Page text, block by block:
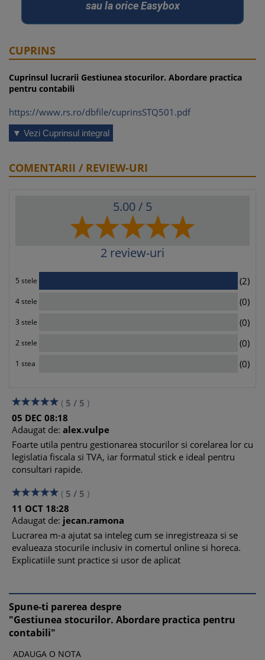
sau la orice Easybox
CUPRINS
Cuprinsul lucrarii Gestiunea stocurilor. Abordare practica
pentru contabili
https://www.rs.ro/dbfile/cuprinsSTQ501.pdf
▼ Vezi Cuprinsul integral
COMENTARII / REVIEW-URI
5.00/ 5
2 review-uri
5 stele (2)
4 stele (0)
3 stele (0)
2 stele (0)
1 stea (0)
( 5 / 5 )
05 DEC 08:18
Adaugat de: alex.vulpe
Foarte utila pentru gestionarea stocurilor si corelarea lor cu
legislatia fiscala si TVA, iar formatul stick e ideal pentru
consultari rapide.
( 5 / 5 )
11 OCT 18:28
Adaugat de: jecan.ramona
Lucrarea m-a ajutat sa inteleg cum se inregistreaza si se
evalueaza stocurile inclusiv in comertul online si horeca.
Explicatiile sunt practice si usor de aplicat
Spune-ti parerea despre
"Gestiunea stocurilor. Abordare practica pentru
contabili"
ADAUGA O NOTA